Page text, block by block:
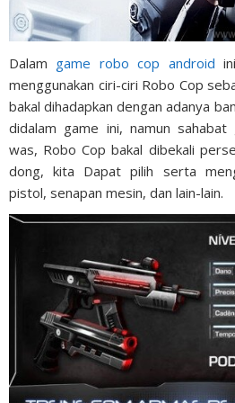
Dalam game robo cop android
menggunakan ciri-ciri Robo Cop
bakal dihadapkan dengan adanya
didalam game ini, namun
was, Robo Cop bakal dibekali
dong, kita Dapat pilih serta
pistol, senapan mesin, dan lain-lain.